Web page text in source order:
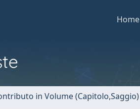
Home
in Volume (Capitolo,Saggio)